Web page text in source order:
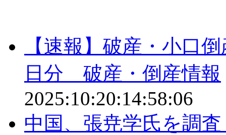
【速報】破産・小口
日分 破産・倒産情報
2025:10:20:14:58:06
中国、張尭学氏を調